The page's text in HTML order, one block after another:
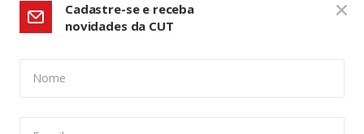
Cadastre-se e receba
novidades da CUT
Nome